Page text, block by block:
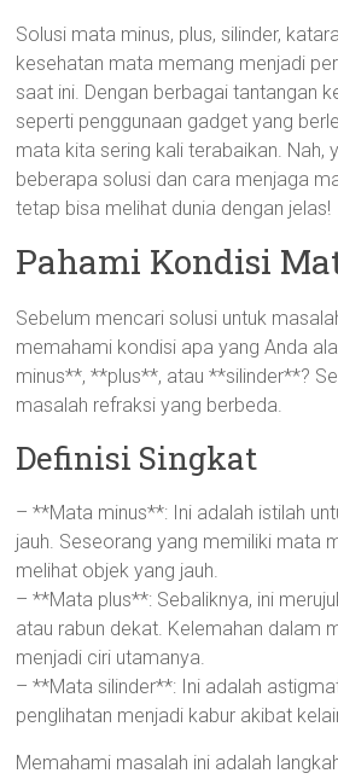
Solusi mata minus, plus, silinder,
kesehatan mata memang menjadi
saat ini. Dengan berbagai tantangan
seperti penggunaan gadget yang
mata kita sering kali terabaikan. Nah,
beberapa solusi dan cara menjaga
tetap bisa melihat dunia dengan jelas!
Pahami Kondisi
Sebelum mencari solusi untuk
memahami kondisi apa yang Anda
minus**, **plus**, atau **silinder**?
masalah refraksi yang berbeda.
Definisi Singkat
– **Mata minus**: Ini adalah istilah
jauh. Seseorang yang memiliki mata
melihat objek yang jauh.
– **Mata plus**: Sebaliknya, ini
atau rabun dekat. Kelemahan dalam
menjadi ciri utamanya.
– **Mata silinder**: Ini adalah
penglihatan menjadi kabur akibat
Memahami masalah ini adalah